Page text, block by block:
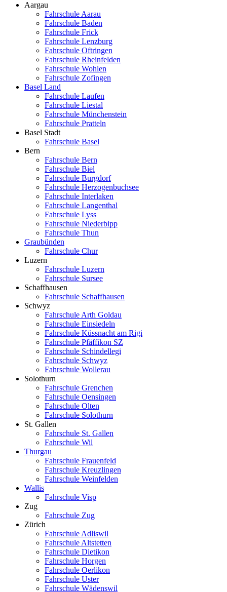
Aargau
Fahrschule Aarau
Fahrschule Baden
Fahrschule Frick
Fahrschule Lenzburg
Fahrschule Oftringen
Fahrschule Rheinfelden
Fahrschule Wohlen
Fahrschule Zofingen
Basel Land
Fahrschule Laufen
Fahrschule Liestal
Fahrschule Münchenstein
Fahrschule Pratteln
Basel Stadt
Fahrschule Basel
Bern
Fahrschule Bern
Fahrschule Biel
Fahrschule Burgdorf
Fahrschule Herzogenbuchsee
Fahrschule Interlaken
Fahrschule Langenthal
Fahrschule Lyss
Fahrschule Niederbipp
Fahrschule Thun
Graubünden
Fahrschule Chur
Luzern
Fahrschule Luzern
Fahrschule Sursee
Schaffhausen
Fahrschule Schaffhausen
Schwyz
Fahrschule Arth Goldau
Fahrschule Einsiedeln
Fahrschule Küssnacht am Rigi
Fahrschule Pfäffikon SZ
Fahrschule Schindellegi
Fahrschule Schwyz
Fahrschule Wollerau
Solothurn
Fahrschule Grenchen
Fahrschule Oensingen
Fahrschule Olten
Fahrschule Solothurn
St. Gallen
Fahrschule St. Gallen
Fahrschule Wil
Thurgau
Fahrschule Frauenfeld
Fahrschule Kreuzlingen
Fahrschule Weinfelden
Wallis
Fahrschule Visp
Zug
Fahrschule Zug
Zürich
Fahrschule Adliswil
Fahrschule Altstetten
Fahrschule Dietikon
Fahrschule Horgen
Fahrschule Oerlikon
Fahrschule Uster
Fahrschule Wädenswil